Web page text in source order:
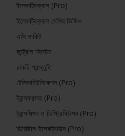
ইলেকট্রিক্যাল (Pro)
ইলেকট্রিক্যাল মেশিন ভিডিও
এসি সার্কিট
কন্ট্রোল সিস্টেম
চাকরি প্রস্তুতি
টেলিকমিউনিকেশন (Pro)
ট্রান্সফরমার (Pro)
ট্রান্সমিশন ও ডিস্ট্রিবিউশন (Pro)
ডিজিটাল ইলেকট্রনিক্স (Pro)